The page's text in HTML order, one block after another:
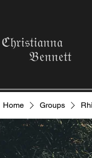
ℭ𝔥𝔯𝔦𝔰𝔱𝔦𝔞𝔫𝔫𝔞
𝔅𝔢𝔫𝔫𝔢𝔱𝔱
Home Groups